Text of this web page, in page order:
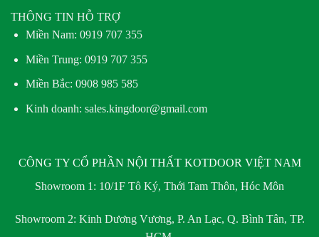
THÔNG TIN HỖ TRỢ
Miền Nam: 0919 707 355
Miền Trung: 0919 707 355
Miền Bắc: 0908 985 585
Kinh doanh: sales.kingdoor@gmail.com
CÔNG TY CỔ PHẦN NỘI THẤT KOTDOOR VIỆT NAM
Showroom 1: 10/1F Tô Ký, Thới Tam Thôn, Hóc Môn
Showroom 2: Kinh Dương Vương, P. An Lạc, Q. Bình Tân, TP.